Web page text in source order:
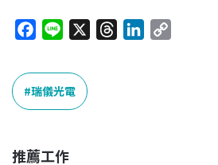
c
e
b
o
n
e
瑞儀光電
推薦工作